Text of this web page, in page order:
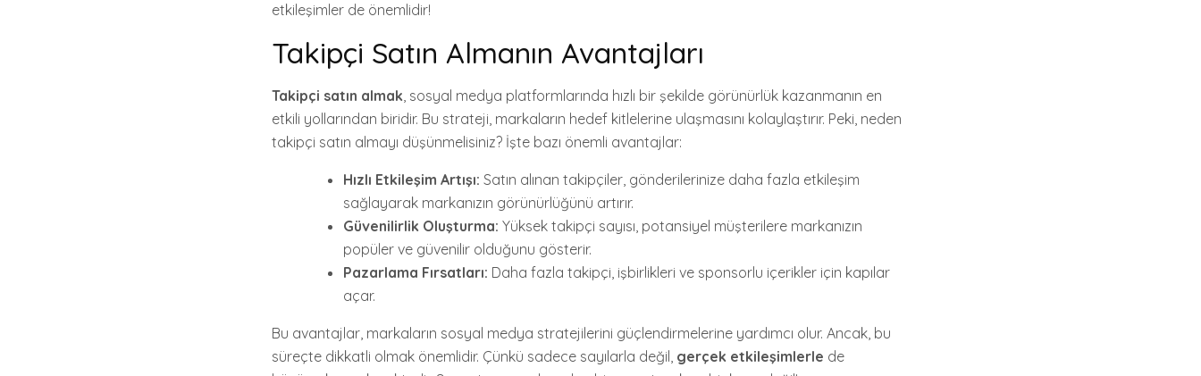
etkileşimler de önemlidir!
Takipçi Satın Almanın Avantajları
Takipçi satın almak, sosyal medya platformlarında hızlı bir şekilde görünürlük kazanmanın en
etkili yollarından biridir. Bu strateji, markaların hedef kitlelerine ulaşmasını kolaylaştırır. Peki, neden
takipçi satın almayı düşünmelisiniz? İşte bazı önemli avantajlar:
Hızlı Etkileşim Artışı: Satın alınan takipçiler, gönderilerinize daha fazla etkileşim
sağlayarak markanızın görünürlüğünü artırır.
Güvenilirlik Oluşturma: Yüksek takipçi sayısı, potansiyel müşterilere markanızın
popüler ve güvenilir olduğunu gösterir.
Pazarlama Fırsatları: Daha fazla takipçi, işbirlikleri ve sponsorlu içerikler için kapılar
açar.
Bu avantajlar, markaların sosyal medya stratejilerini güçlendirmelerine yardımcı olur. Ancak, bu
süreçte dikkatli olmak önemlidir. Çünkü sadece sayılarla değil, gerçek etkileşimlerle de